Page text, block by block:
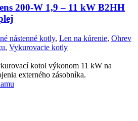
200-W 1,9 – 11 kW B2HH
nástenné kotly, Len na kúrenie, Ohrev
, Vykurovacie kotly
kotol výkonom 11 kW na
externého zásobníka.